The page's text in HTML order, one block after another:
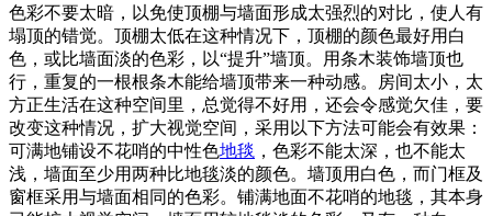
色彩不要太暗，以免使顶棚与墙面形成太强烈的对比，使人有
塌顶的错觉。顶棚太低在这种情况下，顶棚的颜色最好用白
色，或比墙面淡的色彩，以“提升”墙顶。用条木装饰墙顶也
行，重复的一根根条木能给墙顶带来一种动感。房间太小，太
方正生活在这种空间里，总觉得不好用，还会令感觉欠佳，要
改变这种情况，扩大视觉空间，采用以下方法可能会有效果：
可满地铺设不花哨的中性色地毯 ，色彩不能太深，也不能太
浅，墙面至少用两种比地毯淡的颜色。墙顶用白色，而门框及
窗框采用与墙面相同的色彩。铺满地面不花哨的地毯，其本身